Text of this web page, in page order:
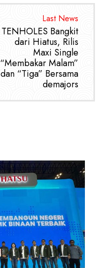
Last News
TENHOLES Bangkit
dari Hiatus, Rilis
Maxi Single
“Membakar Malam”
dan “Tiga” Bersama
demajors